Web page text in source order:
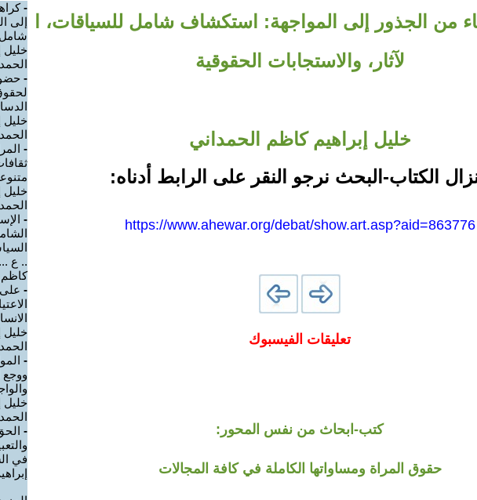
من الجذور إلى المواجهة: استكشاف شامل للسياقات، ا
لآثار، والاستجابات الحقوقية
خليل إبراهيم كاظم الحمداني
الكتاب-البحث نرجو النقر على الرابط أدناه:
https://www.ahewar.org/debat/show.art.asp?aid=863776
تعليقات الفيسبوك
كتب-ابحاث من نفس المحور:
حقوق المراة ومساواتها الكاملة في كافة المجالات
-
إلى
خليل
-
خليل
-
خليل
-
.. ع
كاظم
-
خليل
-
ووجع
خليل
-
في